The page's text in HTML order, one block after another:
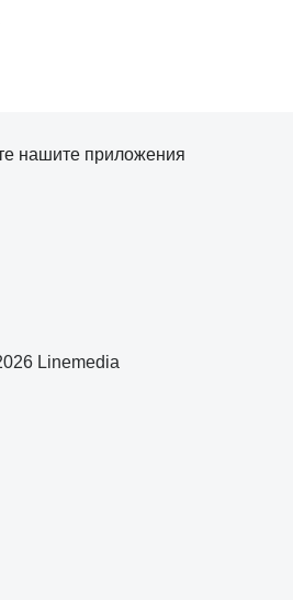
Linemedia
нашите приложения